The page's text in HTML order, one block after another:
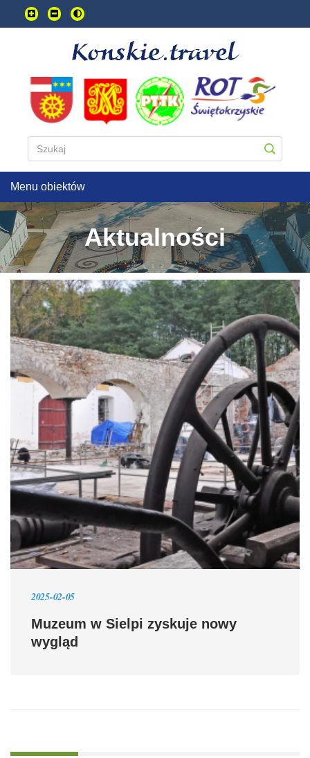
Przejdź
do
głownej
Menu obiektów
Aktualności
2025-02-05
Muzeum w Sielpi zyskuje nowy
wygląd